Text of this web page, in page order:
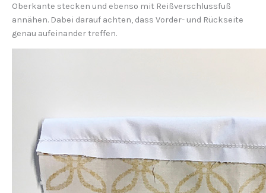
Oberkante stecken und ebenso mit Reißverschlussfuß
annähen. Dabei darauf achten, dass Vorder- und Rückseite
genau aufeinander treffen.